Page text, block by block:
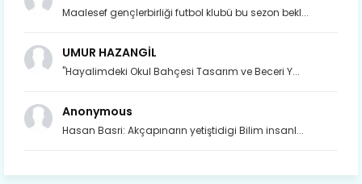
Maalesef gençlerbirliği futbol klubü bu sezon bekl...
UMUR HAZANGİL
"Hayalimdeki Okul Bahçesi Tasarım ve Beceri Y...
Anonymous
Hasan Basri: Akçapınarın yetiştidigi Bilim insanl...
Son yıllarda orda yok artık ağlayan,